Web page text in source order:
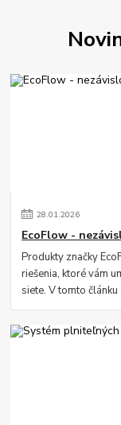
28.01.2026
EcoFlow -
Produkty značky
riešenia, ktoré vám
siete. V tomto článku